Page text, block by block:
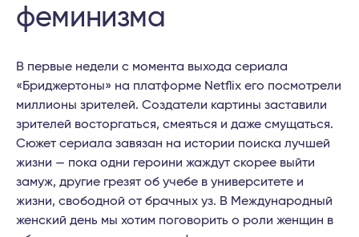
феминизма
В первые недели с момента выхода сериала
«Бриджертоны» на платформе Netflix его посмотрели
миллионы зрителей. Создатели картины заставили
зрителей восторгаться, смеяться и даже смущаться.
Сюжет сериала завязан на истории поиска лучшей
жизни — пока одни героини жаждут скорее выйти
замуж, другие грезят об учебе в университете и
жизни, свободной от брачных уз. В Международный
женский день мы хотим поговорить о роли женщин в